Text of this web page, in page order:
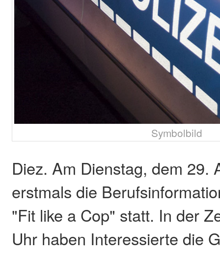
Symbolbild
Diez. Am Dienstag, dem 29.
erstmals die
"Fit like a Cop" statt. In der
Uhr haben Interessierte die